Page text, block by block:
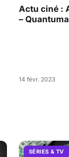
Actu ciné :
–
14 févr. 2023
SÉRIES & TV